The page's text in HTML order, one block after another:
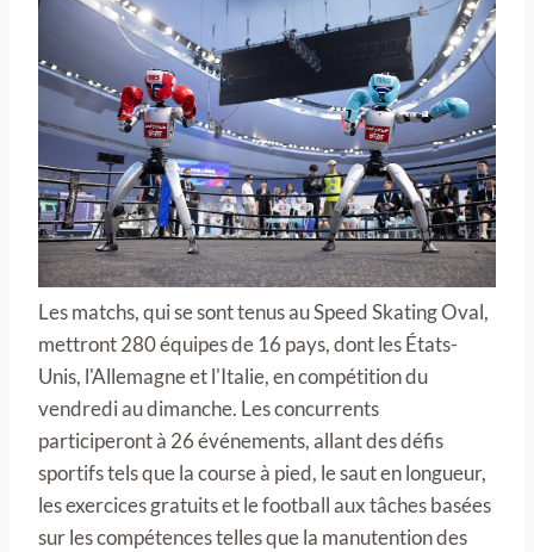
Les matchs, qui se sont tenus au Speed Skating Oval,
mettront 280 équipes de 16 pays, dont les États-
Unis, l'Allemagne et l'Italie, en compétition du
vendredi au dimanche. Les concurrents
participeront à 26 événements, allant des défis
sportifs tels que la course à pied, le saut en longueur,
les exercices gratuits et le football aux tâches basées
sur les compétences telles que la manutention des